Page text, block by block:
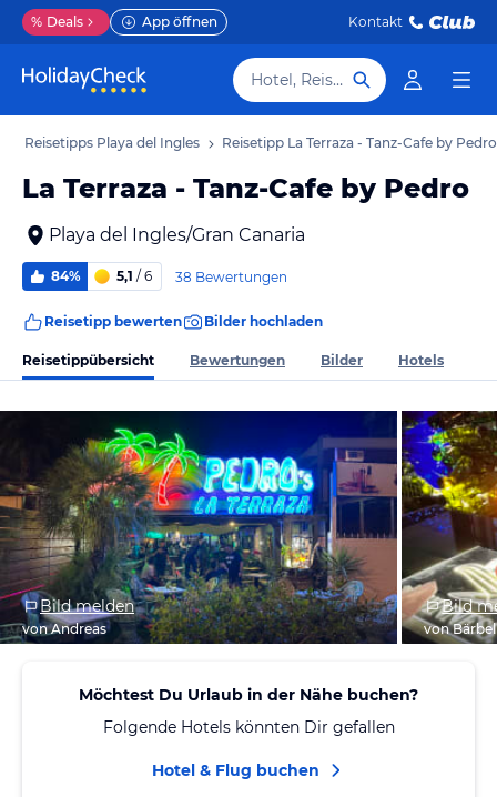
% Deals App öffnen Kontakt
Hotel, Reiseziel
Reisetipps Playa del Ingles Reisetipp La Terraza - Tanz-Cafe by Pedro
La Terraza - Tanz-Cafe by Pedro
Playa del Ingles/Gran Canaria
84% 5,1 / 6 38 Bewertungen
Reisetipp bewerten Bilder hochladen
Reisetippübersicht Bewertungen Bilder Hotels
Bild melden
von Andreas
Bild
von Bärbel
Möchtest Du Urlaub in der Nähe buchen?
Folgende Hotels könnten Dir gefallen
Hotel & Flug buchen